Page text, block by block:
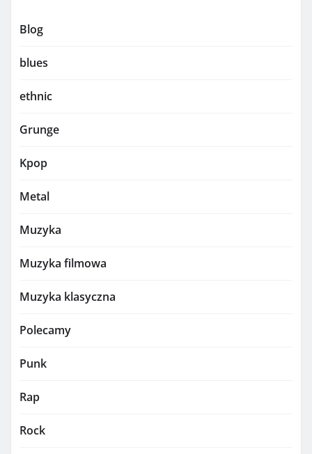
Blog
blues
ethnic
Grunge
Kpop
Metal
Muzyka
Muzyka filmowa
Muzyka klasyczna
Polecamy
Punk
Rap
Rock